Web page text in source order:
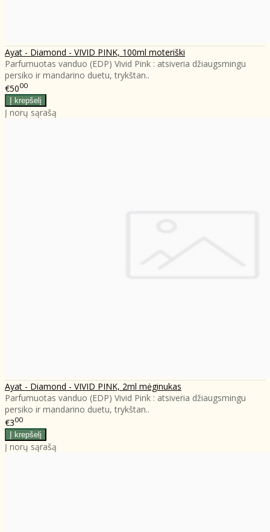
Ayat - Diamond - VIVID PINK, 100ml moteriški
Parfumuotas vanduo (EDP) Vivid Pink : atsiveria džiaugsmingu
persiko ir mandarino duetu, trykštan..
€5000
Į norų sąrašą
Ayat - Diamond - VIVID PINK, 2ml mėginukas
Parfumuotas vanduo (EDP) Vivid Pink : atsiveria džiaugsmingu
persiko ir mandarino duetu, trykštan..
€300
Į norų sąrašą